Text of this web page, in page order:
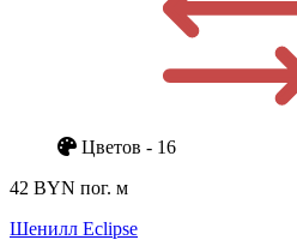
Цветов - 16
42 BYN пог. м
Шенилл Eclipse